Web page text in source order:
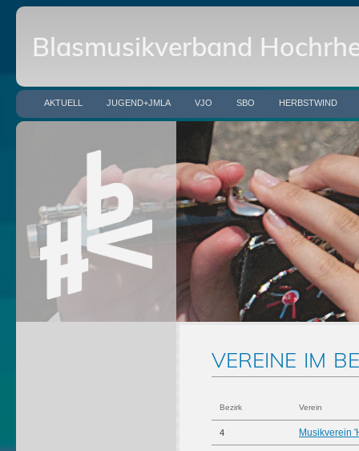
Blasmusikverband
AKTUELL JUGEND+JMLA VJO SBO HERBSTWIND
VEREINE IM
Bezirk Verein
4 Musikverein